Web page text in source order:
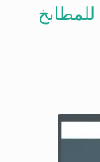
تصنيع وتركيب شبابيك الوميتال ps للمطابخ